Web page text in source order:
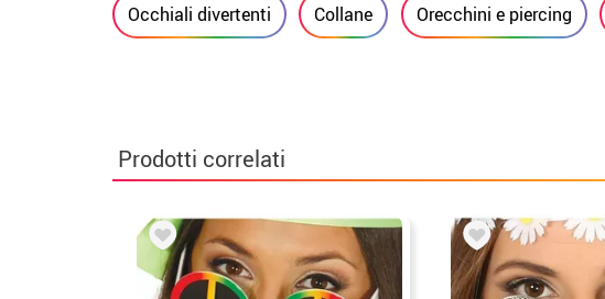
Occhiali divertenti Collane Orecchini e piercing
Prodotti correlati